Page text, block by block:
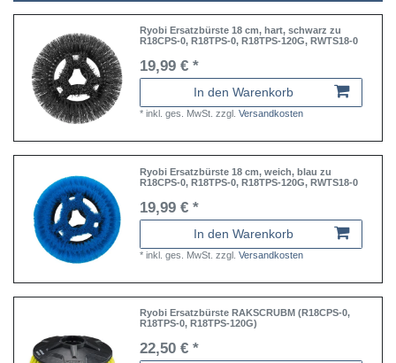
Ryobi Ersatzbürste 18 cm, hart, schwarz zu
R18CPS-0, R18TPS-0, R18TPS-120G, RWTS18-0
19,99 € *
In den Warenkorb
*inkl. ges. MwSt. zzgl.Versandkosten
Ryobi Ersatzbürste 18 cm, weich, blau zu
R18CPS-0, R18TPS-0, R18TPS-120G, RWTS18-0
19,99 € *
In den Warenkorb
*inkl. ges. MwSt. zzgl.Versandkosten
Ryobi Ersatzbürste RAKSCRUBM (R18CPS-0,
R18TPS-0, R18TPS-120G)
22,50 € *